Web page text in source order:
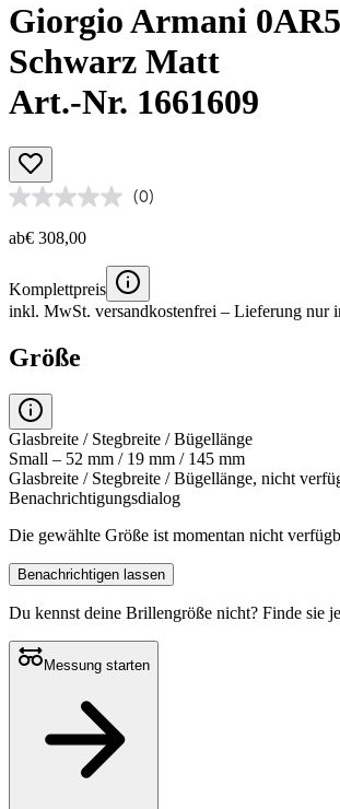
Giorgio Armani
Schwarz Matt
Art.-Nr. 1661609
(0)
ab€ 308,00
Komplettpreis
inkl. MwSt. versandkostenfrei – Lieferung nur
Größe
Glasbreite / Stegbreite / Bügellänge
Small – 52 mm / 19 mm / 145 mm
Glasbreite / Stegbreite / Bügellänge, nicht
Benachrichtigungsdialog
Die gewählte Größe ist momentan nicht
Benachrichtigen lassen
Du kennst deine Brillengröße nicht? Finde sie
Messung starten